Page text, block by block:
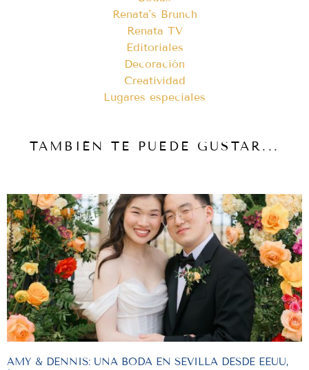
Renata's Brunch
Renata TV
Editoriales
Decoración
Creatividad
Lugares especiales
TAMBIÉN TE PUEDE GUSTAR...
AMY & DENNIS: UNA BODA EN SEVILLA DESDE EEUU,